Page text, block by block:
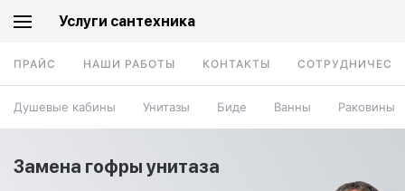
Услуги сантехника
ПРАЙС НАШИ РАБОТЫ КОНТАКТЫ
Душевые кабины Унитазы Биде Ванны Раковины
Замена гофры унитаза